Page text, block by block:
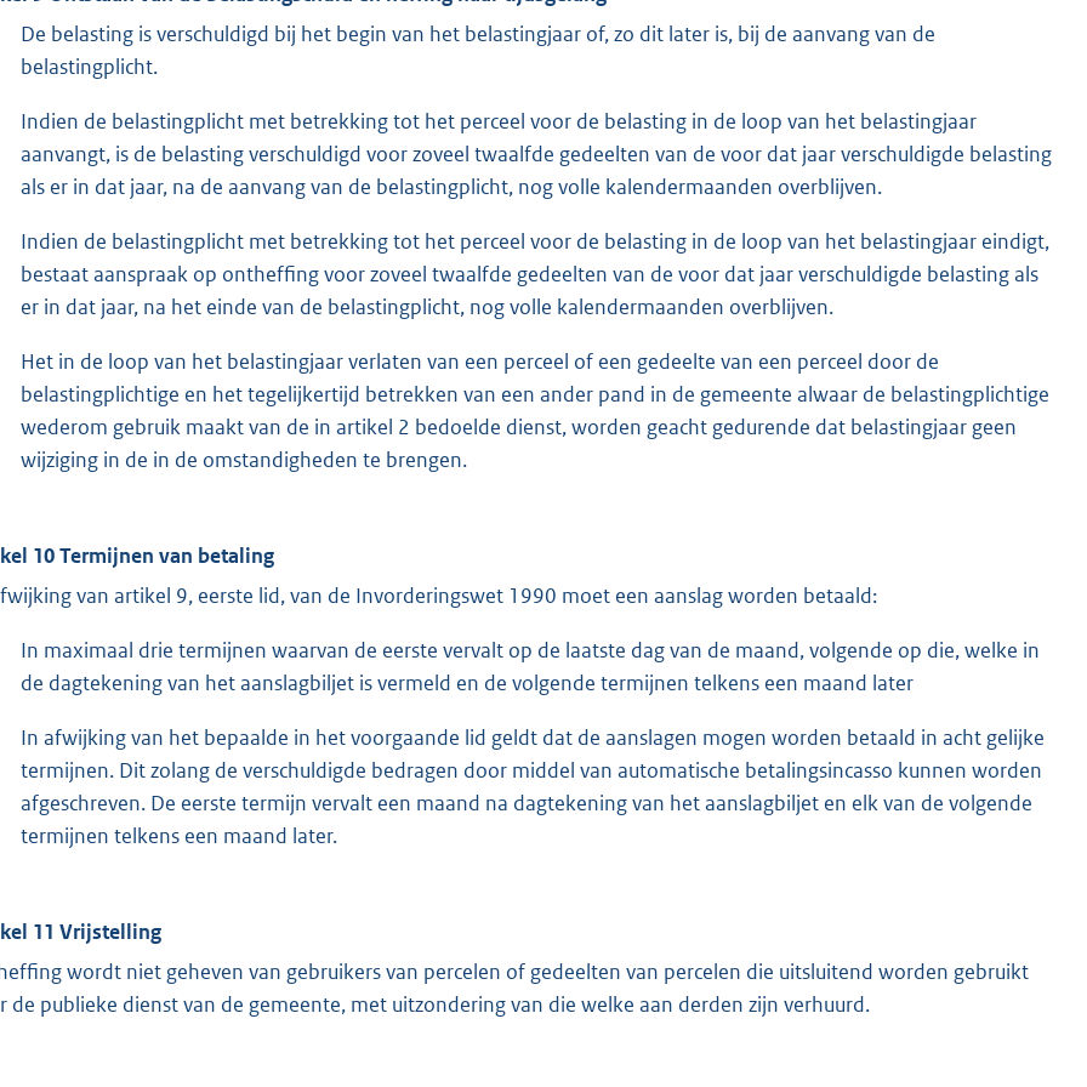
De belasting is verschuldigd bij het begin van het belastingjaar of, zo dit later is, bij de aanvang van de
belastingplicht.
Indien de belastingplicht met betrekking tot het perceel voor de belasting in de loop van het belastingjaar
aanvangt, is de belasting verschuldigd voor zoveel twaalfde gedeelten van de voor dat jaar verschuldigde belasting
als er in dat jaar, na de aanvang van de belastingplicht, nog volle kalendermaanden overblijven.
Indien de belastingplicht met betrekking tot het perceel voor de belasting in de loop van het belastingjaar eindigt,
bestaat aanspraak op ontheffing voor zoveel twaalfde gedeelten van de voor dat jaar verschuldigde belasting als
er in dat jaar, na het einde van de belastingplicht, nog volle kalendermaanden overblijven.
Het in de loop van het belastingjaar verlaten van een perceel of een gedeelte van een perceel door de
belastingplichtige en het tegelijkertijd betrekken van een ander pand in de gemeente alwaar de belastingplichtige
wederom gebruik maakt van de in artikel 2 bedoelde dienst, worden geacht gedurende dat belastingjaar geen
wijziging in de in de omstandigheden te brengen.
10 Termijnen van betaling
van artikel 9, eerste lid, van de Invorderingswet 1990 moet een aanslag worden betaald:
In maximaal drie termijnen waarvan de eerste vervalt op de laatste dag van de maand, volgende op die, welke in
de dagtekening van het aanslagbiljet is vermeld en de volgende termijnen telkens een maand later
In afwijking van het bepaalde in het voorgaande lid geldt dat de aanslagen mogen worden betaald in acht gelijke
termijnen. Dit zolang de verschuldigde bedragen door middel van automatische betalingsincasso kunnen worden
afgeschreven. De eerste termijn vervalt een maand na dagtekening van het aanslagbiljet en elk van de volgende
termijnen telkens een maand later.
11 Vrijstelling
wordt niet geheven van gebruikers van percelen of gedeelten van percelen die uitsluitend worden gebruikt
de publieke dienst van de gemeente, met uitzondering van die welke aan derden zijn verhuurd.